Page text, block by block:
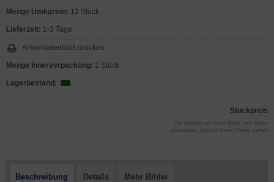
Menge Umkarton: 12 Stück
Lieferzeit: 1-3 Tage
Artikeldatenblatt drucken
Menge Innerverpackung: 1 Stück
Lagerbestand:
Stückpreis
Sie können als Gast (bzw. mit Ihrem
derzeitigen Status) keine Preise sehen
Beschreibung Details Mehr Bilder